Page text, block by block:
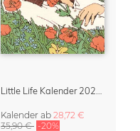
Little Life Kalender 2027 von Simone Goder
Kalender ab 28,72 €
35,90 € -20%